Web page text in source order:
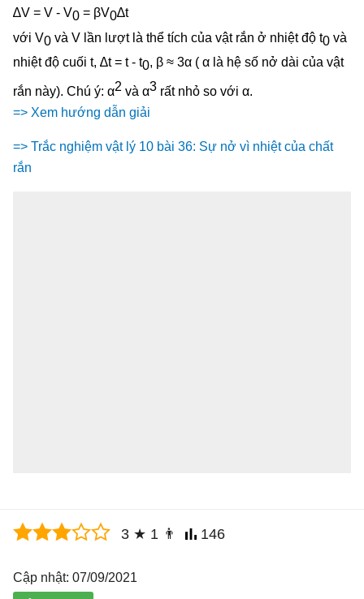
∆V = V - V0 = βV0∆t
với V0 và V lần lượt là thể tích của vật rắn ở nhiệt độ t0 và
nhiệt độ cuối t, ∆t = t - t0, β ≈ 3α ( α là hệ số nở dài của vật
rắn này). Chú ý: α2 và α3 rất nhỏ so với α.
=> Xem hướng dẫn giải
=> Trắc nghiệm vật lý 10 bài 36: Sự nở vì nhiệt của chất
rắn
3 ★ 1 👨 146
Cập nhật: 07/09/2021